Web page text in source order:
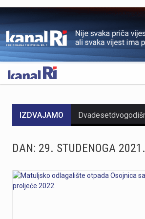
OGLAS
IZDVAJAMO
DAN: 29. STUDENOGA 2021.